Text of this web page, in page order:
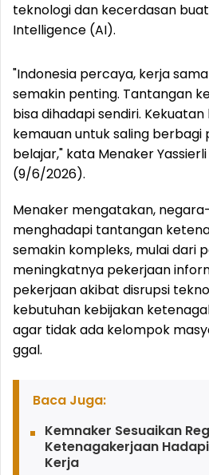
teknologi dan kecerdasan
Intelligence (AI).
"Indonesia percaya, kerja
semakin penting. Tantangan
bisa dihadapi sendiri.
kemauan untuk saling berbagi
belajar," kata Menaker
(9/6/2026).
Menaker mengatakan,
menghadapi tantangan
semakin kompleks, mulai dari
meningkatnya pekerjaan
pekerjaan akibat disrupsi
kebutuhan kebijakan
agar tidak ada kelompok
ggal.
Baca Juga:
Kemnaker Sesuaikan
Ketenagakerjaan
Kerja